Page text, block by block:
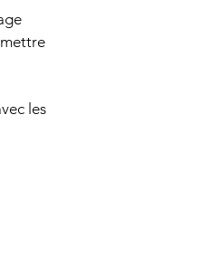
les